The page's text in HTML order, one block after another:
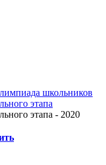
школьников
этапа
этапа - 2020